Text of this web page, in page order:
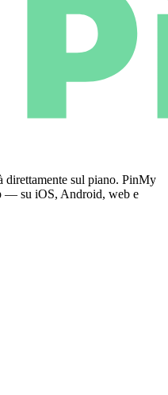
direttamente sul piano. PinMy
— su iOS, Android, web e